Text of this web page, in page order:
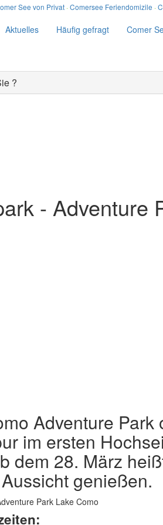
See von Privat ·Comersee Feriendomizile ·
Aktuelles Häufig gefragt Comer
?
- Adventure
Adventure
im ersten
dem 28. März
genießen.